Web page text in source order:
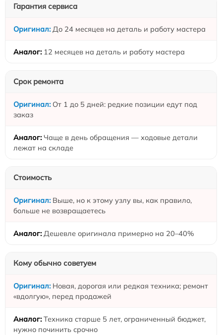
Гарантия сервиса
До 24 месяцев на деталь и работу мастера
12 месяцев на деталь и работу мастера
Срок ремонта
От 1 до 5 дней: редкие позиции едут под
заказ
Чаще в день обращения — ходовые детали
лежат на складе
Стоимость
Выше, но к этому узлу вы, как правило,
больше не возвращаетесь
Дешевле оригинала примерно на 20–40%
Кому обычно советуем
Новая, дорогая или редкая техника; ремонт
«вдолгую», перед продажей
Техника старше 5 лет, ограниченный бюджет,
нужно починить срочно